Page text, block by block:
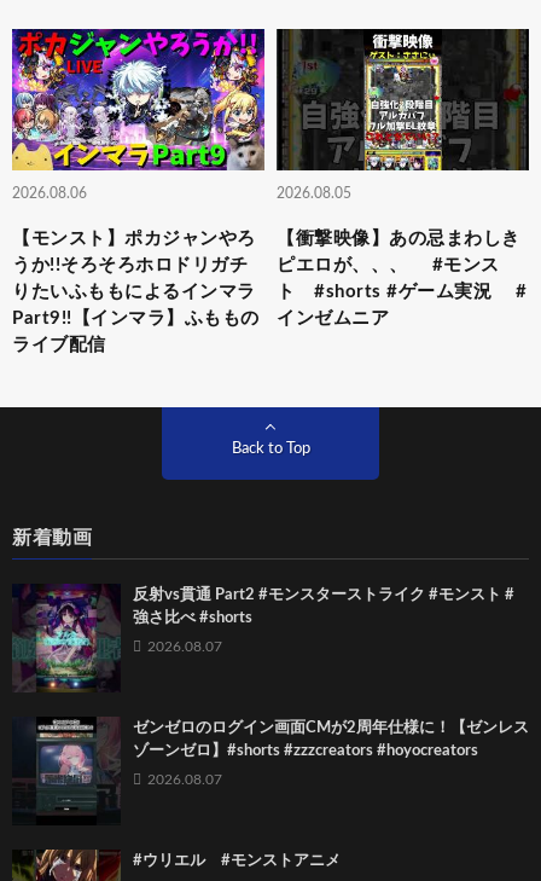
2026.08.06
【モンスト】ポカジャンやろ
うか!!そろそろホロドリガチ
りたいふももによるインマラ
Part9!!【インマラ】ふももの
ライブ配信
2026.08.05
【衝撃映像】あの忌まわしき
ピエロが、、、 #モンス
ト #shorts #ゲーム実況 #
インゼムニア
Back to Top
新着動画
反射vs貫通 Part2 #モンスターストライク #モンスト #
強さ比べ #shorts
2026.08.07
ゼンゼロのログイン画面CMが2周年仕様に！【ゼンレス
ゾーンゼロ】#shorts #zzzcreators #hoyocreators
2026.08.07
#ウリエル #モンストアニメ